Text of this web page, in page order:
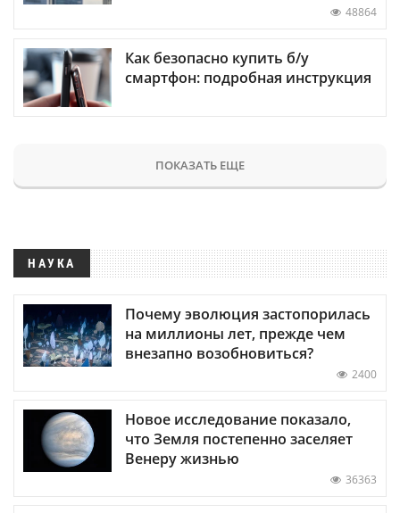
48864
Как безопасно купить б/у
смартфон: подробная инструкция
ПОКАЗАТЬ ЕЩЕ
НАУКА
Почему эволюция застопорилась
на миллионы лет, прежде чем
внезапно возобновиться?
2400
Новое исследование показало,
что Земля постепенно заселяет
Венеру жизнью
36363